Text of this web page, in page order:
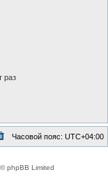
раз
Часовой пояс: UTC+04:00
phpBB Limited